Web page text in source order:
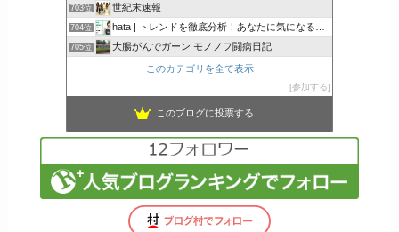
703位 世紀末速報
704位 hata | トレンドを徹底分析！あなたに気になるここで解決
705位 大腸がんでガーン モノノフ闘病日記
このカテゴリを全て表示
参加する
このブログに投票する